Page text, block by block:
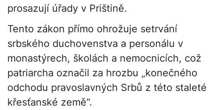
prosazují úřady v Prištině.
Tento zákon přímo ohrožuje setrvání
srbského duchovenstva a personálu v
monastýrech, školách a nemocnicích, což
patriarcha označil za hrozbu „konečného
odchodu pravoslavných Srbů z této staleté
křesťanské země“.